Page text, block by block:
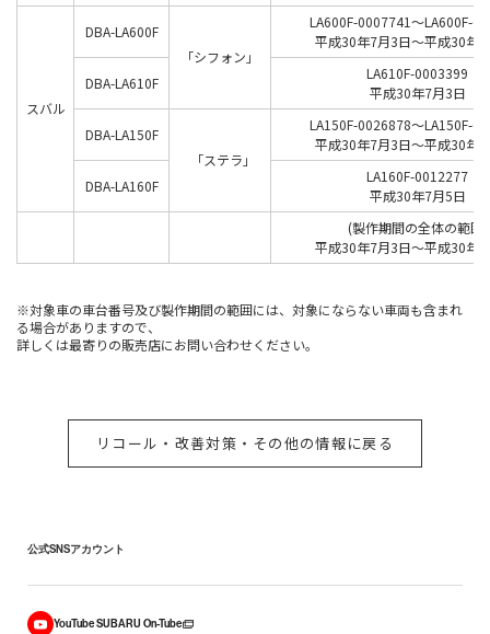
スバル
DBA-LA600F
「シフォン」
LA600F-0007741～LA600F-
平成30年7月3日～平成30年7
DBA-LA610F
LA610F-0003399
平成30年7月3日
DBA-LA150F
「ステラ｣
LA150F-0026878～LA150F-
平成30年7月3日～平成30年7
DBA-LA160F
LA160F-0012277
平成30年7月5日
(製作期間の全体の範囲)
平成30年7月3日～平成30年7
※対象車の車台番号及び製作期間の範囲には、対象にならない車両も含まれ
る場合がありますので、
詳しくは最寄りの販売店にお問い合わせください。
リコール・改善対策・その他の情報に戻る
公式SNSアカウント
YouTube SUBARU On-Tube